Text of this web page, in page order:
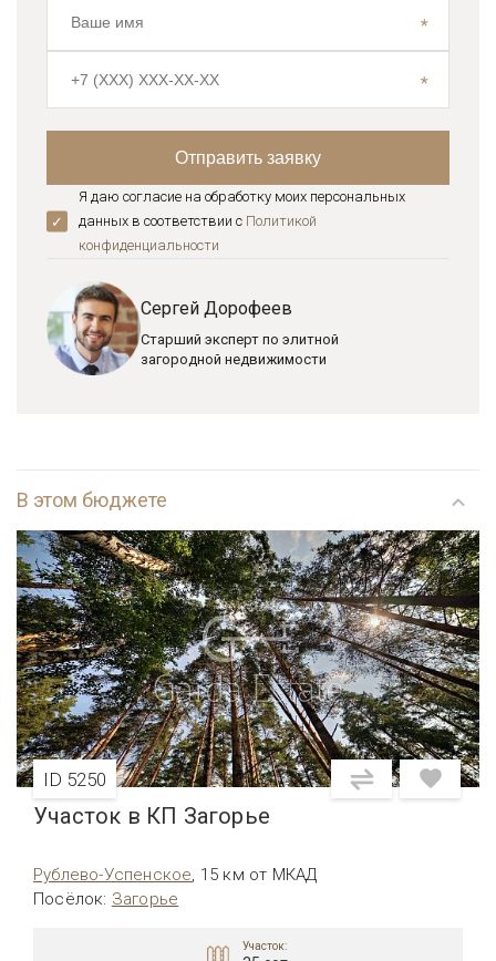
Я даю согласие на обработку моих персональных
данных в соответствии с Политикой
конфиденциальноcти
Сергей Дорофеев
Старший эксперт по элитной
загородной недвижимости
В этом бюджете
ID 5250
Участок в КП Загорье
Рублево-Успенское, 15 км от МКАД
Посёлок: Загорье
Участок: